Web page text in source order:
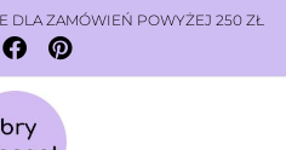
DLA ZAMÓWIEŃ POWYŻEJ 250 ZŁ